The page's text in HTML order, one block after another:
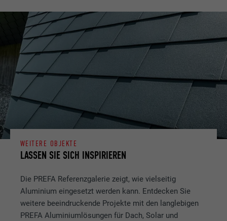
LASSEN SIE SICH INSPIRIEREN
WEITERE OBJEKTE
Die PREFA Referenzgalerie zeigt, wie vielseitig
Aluminium eingesetzt werden kann. Entdecken Sie
weitere beeindruckende Projekte mit den langlebigen
PREFA Aluminiumlösungen für Dach, Solar und